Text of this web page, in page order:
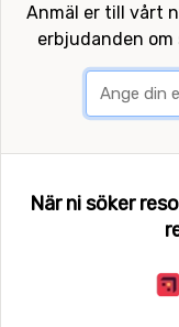
Anmäl er till vårt
erbjudanden
När ni söker